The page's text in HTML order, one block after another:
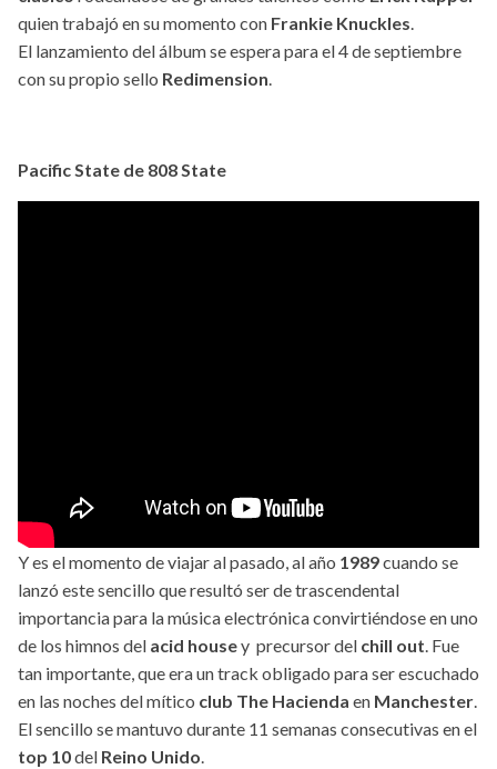
quien trabajó en su momento con Frankie Knuckles.
El lanzamiento del álbum se espera para el 4 de septiembre
con su propio sello Redimension.
Pacific State de 808 State
Y es el momento de viajar al pasado, al año 1989cuando se
lanzó este sencillo que resultó ser de trascendental
importancia para la música electrónica convirtiéndose en uno
de los himnos del acid housey precursor del chill out. Fue
tan importante, que era un track obligado para ser escuchado
en las noches del mítico club The Hacienda en Manchester.
El sencillo se mantuvo durante 11 semanas consecutivas en el
top 10del Reino Unido.